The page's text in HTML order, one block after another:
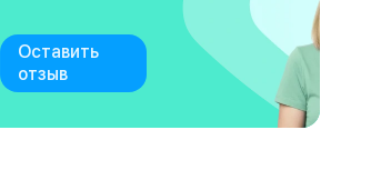
Оставить
отзыв